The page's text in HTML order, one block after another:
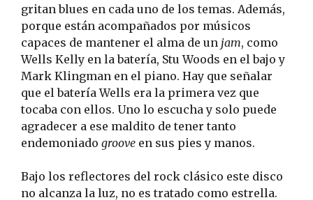
gritan blues en cada uno de los temas. Además,
porque están acompañados por músicos
capaces de mantener el alma de un jam, como
Wells Kelly en la batería, Stu Woods en el bajo y
Mark Klingman en el piano. Hay que señalar
que el batería Wells era la primera vez que
tocaba con ellos. Uno lo escucha y solo puede
agradecer a ese maldito de tener tanto
endemoniado groove en sus pies y manos.
Bajo los reflectores del rock clásico este disco
no alcanza la luz, no es tratado como estrella.